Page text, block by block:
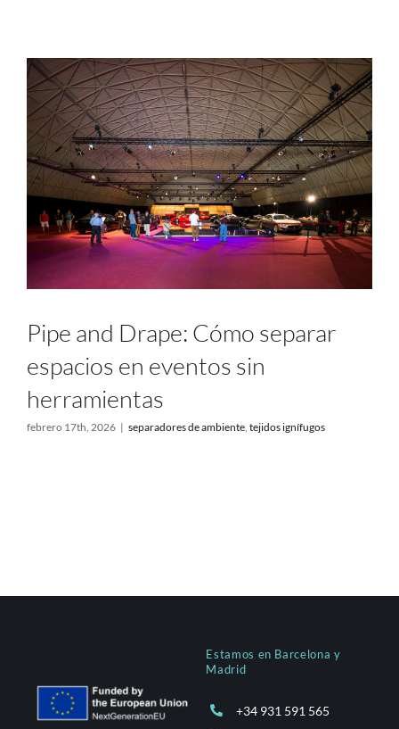
Blog
Contacto
Tienda online
Pipe and Drape: Cómo separar
espacios en eventos sin
herramientas
febrero 17th, 2026 | separadores de ambiente tejidos ignífugos
Estamos en Barcelona y
Madrid
+34 931 591 565